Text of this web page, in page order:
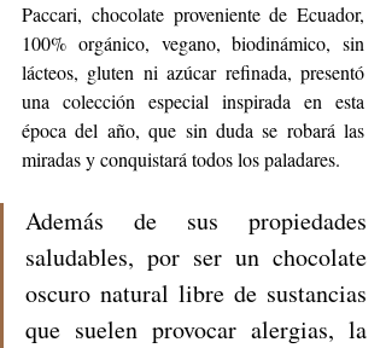
Paccari, chocolate proveniente de Ecuador,
100% orgánico, vegano, biodinámico, sin
lácteos, gluten ni azúcar refinada, presentó
una colección especial inspirada en esta
época del año, que sin duda se robará las
miradas y conquistará todos los paladares.
Además de sus propiedades
saludables, por ser un chocolate
oscuro natural libre de sustancias
que suelen provocar alergias, la